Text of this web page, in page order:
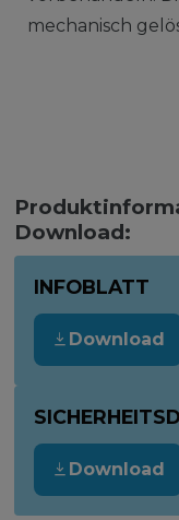
mechanisch
Download:
INFOBLATT
Download
Download